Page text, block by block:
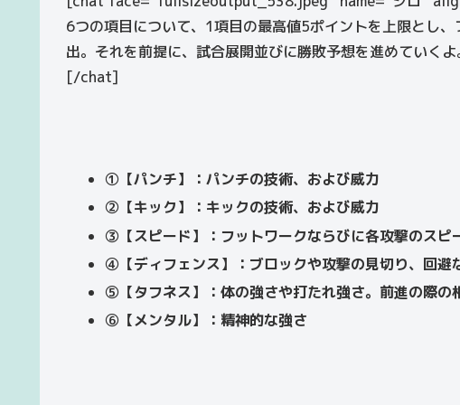
6つの項目について、1項目の最高値5ポイントを上限とし
出。それを前提に、試合展開並びに勝敗予想を進めていくよ
[/chat]
①【パンチ】：パンチの技術、および威力
②【キック】：キックの技術、および威力
③【スピード】：フットワークならびに各攻撃のスピ
④【ディフェンス】：ブロックや攻撃の見切り、回避
⑤【タフネス】：体の強さや打たれ強さ。前進の際の
⑥【メンタル】：精神的な強さ